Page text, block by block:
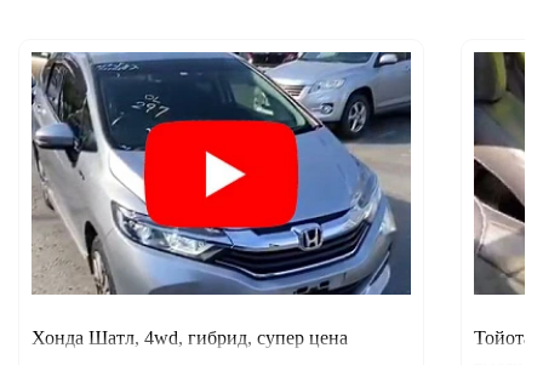
Хонда Шатл, 4wd, гибрид, супер цена
Тойота